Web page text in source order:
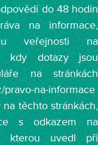
do 48 hodin
na informace,
veřejnosti na
kdy dotazy jsou
na stránkách
pravo-na-informace
těchto stránkách,
s odkazem na
kterou uvedl při